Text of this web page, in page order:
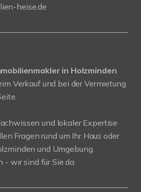
heise.de
in Holzminden
Verkauf und bei der Vermietung
und lokaler Expertise
Fragen rund um Ihr Haus oder
und Umgebung.
- wir sind für Sie da.